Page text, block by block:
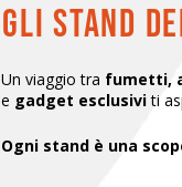
gli stand
Un viaggio tra fumetti,
e gadget esclusiviti
Ogni stand è una